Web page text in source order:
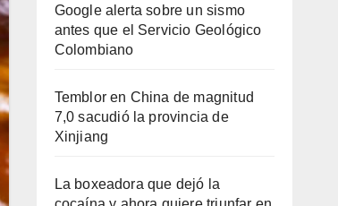
Google alerta sobre un sismo
antes que el Servicio Geológico
Colombiano
Temblor en China de magnitud
7,0 sacudió la provincia de
Xinjiang
La boxeadora que dejó la